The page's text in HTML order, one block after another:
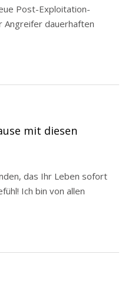
Post-Exploitation-
Angreifer dauerhaften
mit diesen
das Ihr Leben sofort